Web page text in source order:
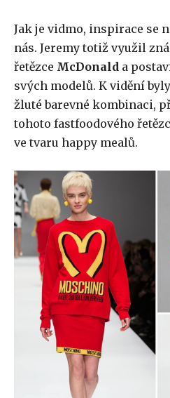
Jak je vidmo, inspirace se
nás. Jeremy totiž využil
řetězce McDonald a
svých modelů. K vidění
žluté barevné kombinaci,
tohoto fastfoodového
ve tvaru happy mealů.